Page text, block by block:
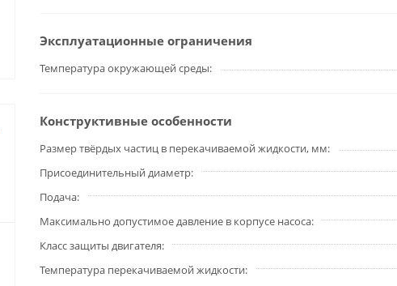
Эксплуатационные ограничения
Температура окружающей среды
Конструктивные особенности
Размер твёрдых частиц в перекачиваемой жидкости, мм
Присоединительный диаметр
Подача
Максимально допустимое давление в корпусе насоса
Класс защиты двигателя
Температура перекачиваемой жидкости